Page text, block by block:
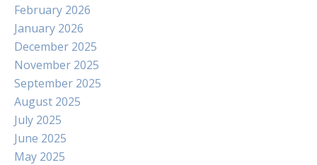
February 2026
January 2026
December 2025
November 2025
September 2025
August 2025
July 2025
June 2025
May 2025